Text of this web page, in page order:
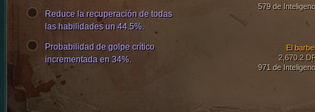
579 de
El
2,670.2
971 de
Reduce la recuperación de todas
las habilidades un 44.5%.
Probabilidad de golpe crítico
incrementada en 34%.